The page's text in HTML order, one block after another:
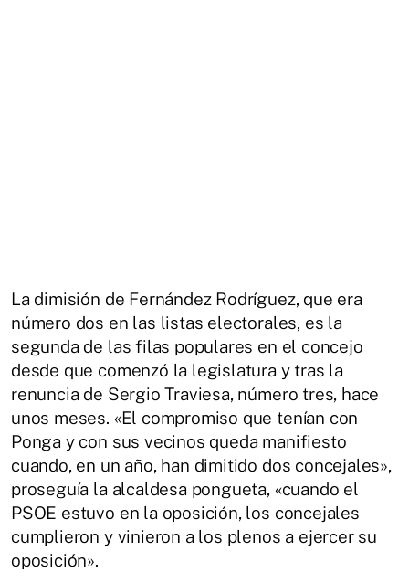
La dimisión de Fernández Rodríguez, que era
número dos en las listas electorales, es la
segunda de las filas populares en el concejo
desde que comenzó la legislatura y tras la
renuncia de Sergio Traviesa, número tres, hace
unos meses. «El compromiso que tenían con
Ponga y con sus vecinos queda manifiesto
cuando, en un año, han dimitido dos concejales»,
proseguía la alcaldesa pongueta, «cuando el
PSOE estuvo en la oposición, los concejales
cumplieron y vinieron a los plenos a ejercer su
oposición».